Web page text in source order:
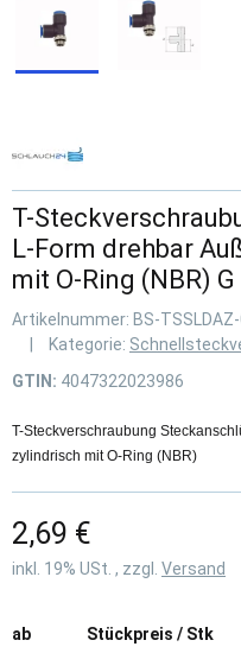
T-
L-Form drehbar
mit O-Ring (NBR)
Artikelnummer: BS-
Kategorie:
GTIN: 4047322023986
T-Steckverschraubung
zylindrisch mit O-Ring (NBR)
2,69 €
inkl. 19% USt. , zzgl. Versand
ab
Stückpreis / Stk